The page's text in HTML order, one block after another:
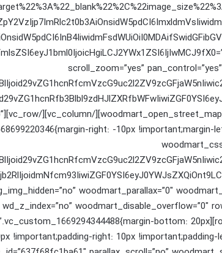
scroll_zoom=”yes”
right: -10px !important;margin-
woodmart_parallax=”0″
woodmart_disable_overflow=”0″
2″ css=”.vc_custom_1669294344488{margin-bottom: 20px
!important;padding-right: 10px